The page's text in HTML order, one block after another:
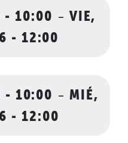
- 10:00 - VIE,
- 12:00
- 10:00 -MIÉ,
- 12:00